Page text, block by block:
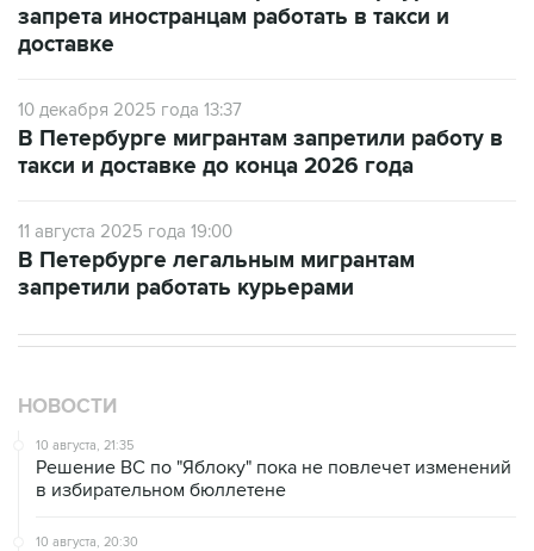
запрета иностранцам работать в такси и
доставке
10 декабря 2025 года 13:37
В Петербурге мигрантам запретили работу в
такси и доставке до конца 2026 года
11 августа 2025 года 19:00
В Петербурге легальным мигрантам
запретили работать курьерами
НОВОСТИ
10 августа, 21:35
Решение ВС по "Яблоку" пока не повлечет изменений
в избирательном бюллетене
10 августа, 20:30